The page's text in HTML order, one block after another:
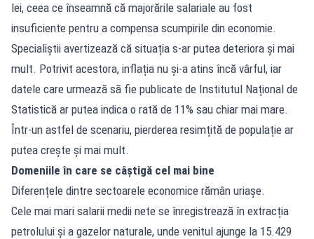
lei, ceea ce înseamnă că majorările salariale au fost
insuficiente pentru a compensa scumpirile din economie.
Specialiștii avertizează că situația s-ar putea deteriora și mai
mult. Potrivit acestora, inflația nu și-a atins încă vârful, iar
datele care urmează să fie publicate de Institutul Național de
Statistică ar putea indica o rată de 11% sau chiar mai mare.
Într-un astfel de scenariu, pierderea resimțită de populație ar
putea crește și mai mult.
Domeniile în care se câștigă cel mai bine
Diferențele dintre sectoarele economice rămân uriașe.
Cele mai mari salarii medii nete se înregistrează în extracția
petrolului și a gazelor naturale, unde venitul ajunge la 15.429